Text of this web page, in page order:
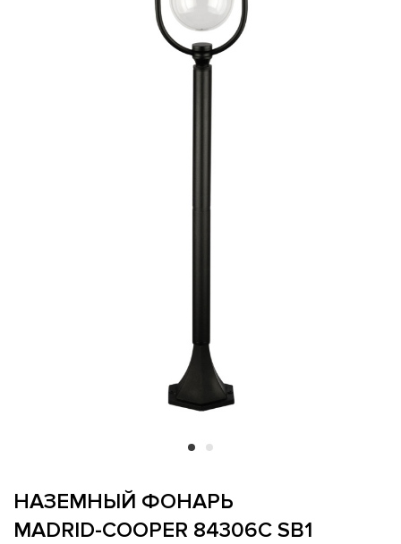
НАЗЕМНЫЙ ФОНАРЬ
MADRID-COOPER 84306C SB1